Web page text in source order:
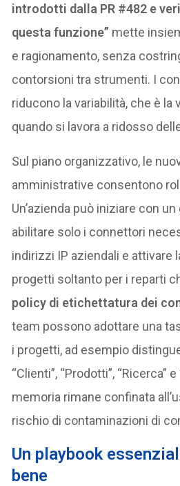
introdotti dalla PR #482 e
questa funzione” mette
e ragionamento, senza
contorsioni tra strumenti. I
riducono la variabilità, che è la
quando si lavora a ridosso
Sul piano organizzativo, le
amministrative consentono
Un’azienda può iniziare con
abilitare solo i connettori
indirizzi IP aziendali e attivare
progetti soltanto per i reparti
policy di etichettatura dei
team possono adottare una
i progetti, ad esempio
“Clienti”, “Prodotti”, “Ricerca”
memoria rimane confinata
rischio di contaminazioni di
Un playbook
bene